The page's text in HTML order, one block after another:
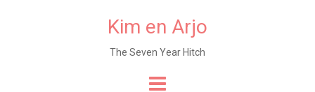
Kim en Arjo
The Seven Year Hitch